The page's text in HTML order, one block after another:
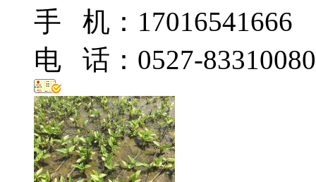
手 机：17016541666
电 话：0527-83310080